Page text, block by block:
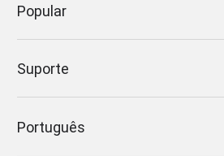
Popular
Suporte
Português